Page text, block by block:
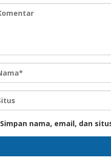
Simpan nama, email, dan